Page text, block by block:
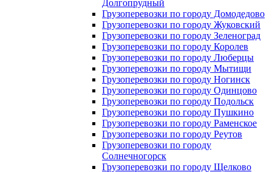
Долгопрудный
Грузоперевозки по городу Домодедово
Грузоперевозки по городу Жуковский
Грузоперевозки по городу Зеленоград
Грузоперевозки по городу Королев
Грузоперевозки по городу Люберцы
Грузоперевозки по городу Мытищи
Грузоперевозки по городу Ногинск
Грузоперевозки по городу Одинцово
Грузоперевозки по городу Подольск
Грузоперевозки по городу Пушкино
Грузоперевозки по городу Раменское
Грузоперевозки по городу Реутов
Грузоперевозки по городу
Солнечногорск
Грузоперевозки по городу Щелково